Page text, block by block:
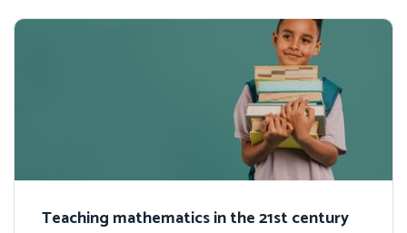
Teaching mathematics in the 21st century